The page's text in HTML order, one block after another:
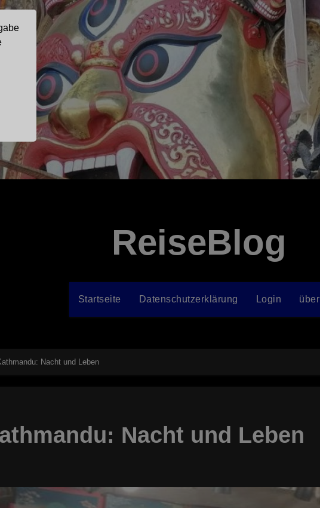
ReiseBlog
Startseite Datenschutzerklärung Login über
Nacht und Leben
Nacht und Leben